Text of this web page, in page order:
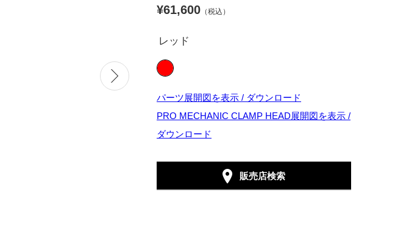
¥61,600 （税込）
レッド
パーツ展開図を表示 / ダウンロード
PRO MECHANIC CLAMP HEAD展開図を表示 /
ダウンロード
販売店検索